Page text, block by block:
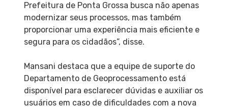
Prefeitura de Ponta Grossa busca não apenas
modernizar seus processos, mas também
proporcionar uma experiência mais eficiente e
segura para os cidadãos”, disse.
Mansani destaca que a equipe de suporte do
Departamento de Geoprocessamento está
disponível para esclarecer dúvidas e auxiliar os
usuários em caso de dificuldades com a nova